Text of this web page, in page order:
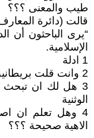
طيب والمعنى ؟؟؟
قالت (دائرة المعارف
“يرى الباحثون أن
الإسلامية.
1 ادلة
2 وانت قلت بريطانية ماذا تتوقع
3 هل لك ان
الوثنية
4 وهل تعلم ان
الاهية صحيحة ؟؟؟